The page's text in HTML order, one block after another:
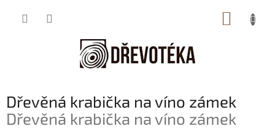
Dřevěná krabička na víno zámek
Dřevěná krabička na víno zámek